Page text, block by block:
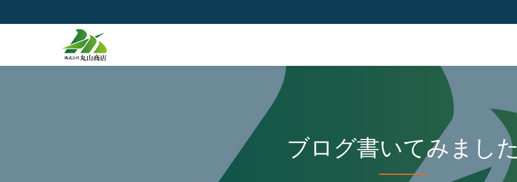
テ
ブログ書いてみました